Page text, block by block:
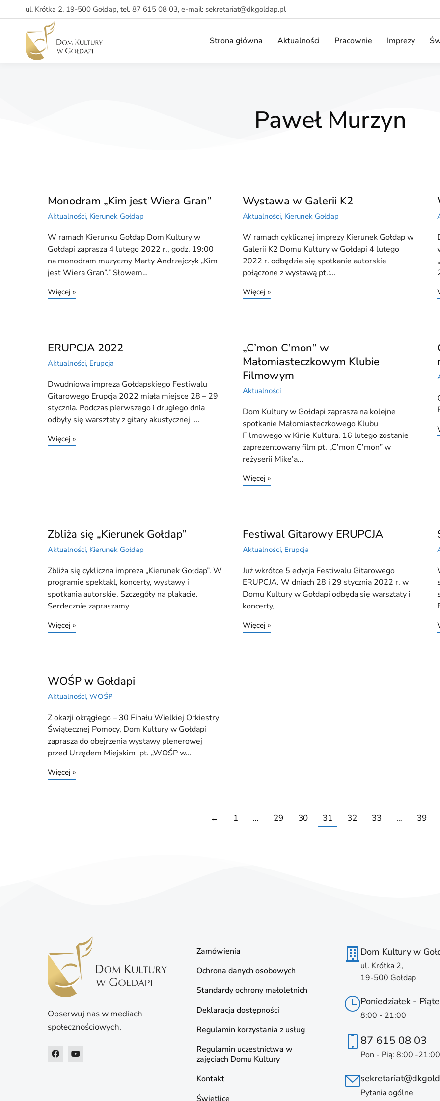
ul. Krótka 2, 19-500 Gołdap, tel. 87 615 08 03, e-mail: sekretariat@dkgoldap.pl
Strona główna Aktualności Pracownie Imprezy
Paweł Murzyn
Monodram „Kim jest Wiera Gran”
Aktualności, Kierunek Gołdap
W ramach Kierunku Gołdap Dom Kultury w
Gołdapi zaprasza 4 lutego 2022 r., godz. 19:00
na monodram muzyczny Marty Andrzejczyk „Kim
jest Wiera Gran”.” Słowem…
Więcej »
Wystawa w Galerii K2
Aktualności, Kierunek Gołdap
W ramach cyklicznej imprezy Kierunek Gołdap w
Galerii K2 Domu Kultury w Gołdapi 4 lutego
2022 r. odbędzie się spotkanie autorskie
połączone z wystawą pt.:…
Więcej »
ERUPCJA 2022
Aktualności, Erupcja
Dwudniowa impreza Gołdapskiego Festiwalu
Gitarowego Erupcja 2022 miała miejsce 28 – 29
stycznia. Podczas pierwszego i drugiego dnia
odbyły się warsztaty z gitary akustycznej i…
Więcej »
„C’mon C’mon” w
Małomiasteczkowym Klubie
Filmowym
Aktualności
Dom Kultury w Gołdapi zaprasza na kolejne
spotkanie Małomiasteczkowego Klubu
Filmowego w Kinie Kultura. 16 lutego zostanie
zaprezentowany film pt. „C’mon C’mon” w
reżyserii Mike’a…
Więcej »
Zbliża się „Kierunek Gołdap”
Aktualności, Kierunek Gołdap
Zbliża się cykliczna impreza „Kierunek Gołdap”. W
programie spektakl, koncerty, wystawy i
spotkania autorskie. Szczegóły na plakacie.
Serdecznie zapraszamy.
Więcej »
Festiwal Gitarowy ERUPCJA
Aktualności, Erupcja
Już wkrótce 5 edycja Festiwalu Gitarowego
ERUPCJA. W dniach 28 i 29 stycznia 2022 r. w
Domu Kultury w Gołdapi odbędą się warsztaty i
koncerty,…
Więcej »
WOŚP w Gołdapi
Aktualności,WOŚP
Z okazji okrągłego – 30 Finału Wielkiej Orkiestry
Świątecznej Pomocy, Dom Kultury w Gołdapi
zaprasza do obejrzenia wystawy plenerowej
przed Urzędem Miejskim pt. „WOŚP w…
Więcej »
← 1 … 29 30 31 32 33 … 39
Obserwuj nas w mediach
społecznościowych.
Zamówienia
Ochrona danych osobowych
Standardy ochrony małoletnich
Deklaracja dostępności
Regulamin korzystania z usług
Regulamin uczestnictwa w
zajęciach Domu Kultury
Kontakt
Świetlice
Dom Kultury w
ul. Krótka 2,
19-500 Gołdap
Poniedziałek -
8:00 - 21:00
87 615 08 03
Pon - Pią: 8:00 -21:00
Pytania ogólne